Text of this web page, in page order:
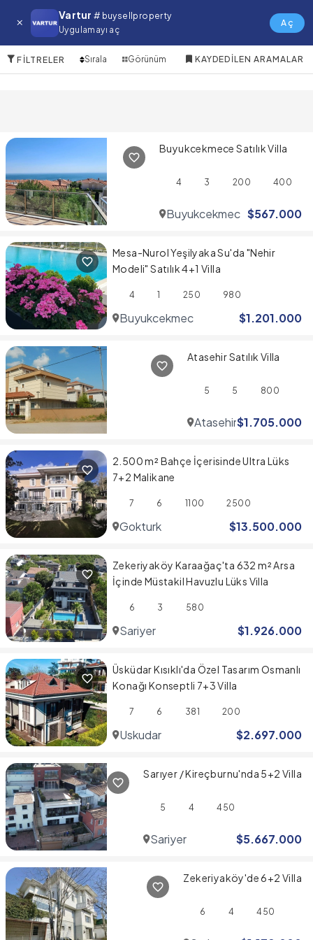
Vartur # buysellproperty
Uygulamayı aç
Aç
Dalyan Satılık Villa
FILTRELER Sırala Görünüm KAYDEDILEN ARAMALAR
Buyukcekmece Satılık Villa
4 3 200 400
Buyukcekmece $567.000
Mesa-Nurol Yeşilyaka Su'da "Nehir
Modeli" Satılık 4+1 Villa
4 1 250 980
Buyukcekmece $1.201.000
Atasehir Satılık Villa
5 5 800
Atasehir$1.705.000
2.500 m² Bahçe İçerisinde Ultra Lüks
7+2 Malikane
7 6 1100 2500
Gokturk $13.500.000
Zekeriyaköy Karaağaç'ta 632 m² Arsa
İçinde Müstakil Havuzlu Lüks Villa
6 3 580
Sariyer $1.926.000
Üsküdar Kısıklı'da Özel Tasarım Osmanlı
Konağı Konseptli 7+3 Villa
7 6 381 200
Uskudar $2.697.000
Sarıyer / Kireçburnu'nda 5+2 Villa
5 4 450
Sariyer $5.667.000
Zekeriyaköy'de 6+2 Villa
6 4 450